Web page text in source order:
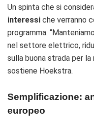
Un spinta che si
interessi che verranno
programma. “M
nel settore elettrico,
sulla buona strada per
sostiene Hoekstra.
Semplificazione:
europeo